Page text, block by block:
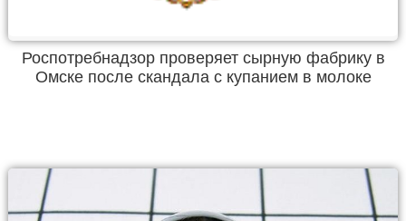
Роспотребнадзор проверяет сырную фабрику в
Омске после скандала с купанием в молоке